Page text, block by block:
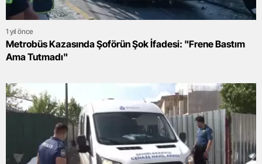
1 yıl önce
Metrobüs Kazasında Şoförün Şok İfadesi: "Frene Bastım
Ama Tutmadı"